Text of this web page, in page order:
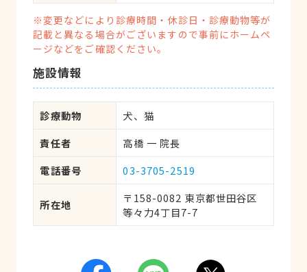
※変更などにより診療時間・休診日・診療動物等が
記載と異なる場合がございますので事前にホームペ
ージなどをご確認ください。
施設情報
診療動物
犬、猫
責任者
高橋 一 院長
電話番号
03-3705-2519
所在地
〒158-0082 東京都世田谷区
等々力4丁目7-7